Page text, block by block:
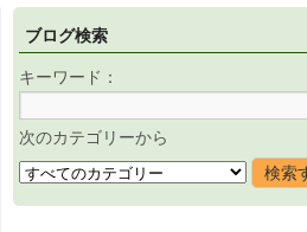
ブログ検索
キーワード：
次のカテゴリーから